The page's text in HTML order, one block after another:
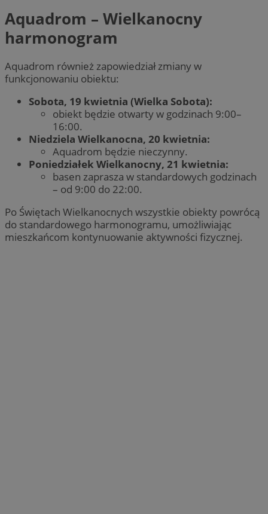
Aquadrom – Wielkanocny
harmonogram
Aquadrom również zapowiedział zmiany w
funkcjonowaniu obiektu:
Sobota, 19 kwietnia (Wielka Sobota):
obiekt będzie otwarty w godzinach 9:00–
16:00.
Niedziela Wielkanocna, 20 kwietnia:
Aquadrom będzie nieczynny.
Poniedziałek Wielkanocny, 21 kwietnia:
basen zaprasza w standardowych godzinach
– od 9:00 do 22:00.
Po Świętach Wielkanocnych wszystkie obiekty powrócą
do standardowego harmonogramu, umożliwiając
mieszkańcom kontynuowanie aktywności fizycznej.